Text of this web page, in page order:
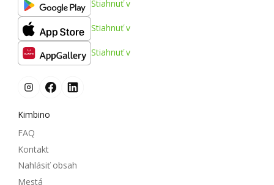
Stiahnuť v
Stiahnuť v
Stiahnuť v
Kimbino
FAQ
Kontakt
Nahlásiť obsah
Mestá